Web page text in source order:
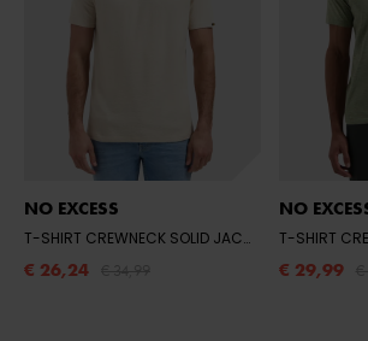
NO EXCESS
T-SHIRT CREWNECK SOLID JACQUARD - 045
€ 26,24
NO
€ 29,99